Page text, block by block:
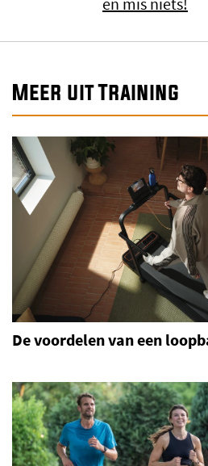
Meer uit Training
De voordelen van een